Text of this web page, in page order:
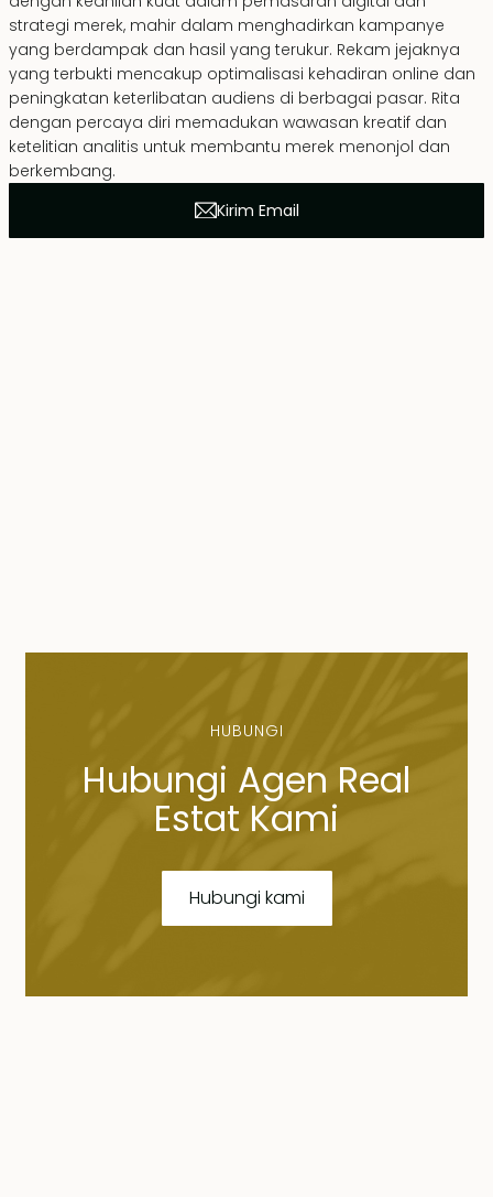
strategi merek, mahir dalam menghadirkan kampanye
yang berdampak dan hasil yang terukur. Rekam jejaknya
yang terbukti mencakup optimalisasi kehadiran online dan
peningkatan keterlibatan audiens di berbagai pasar. Rita
dengan percaya diri memadukan wawasan kreatif dan
ketelitian analitis untuk membantu merek menonjol dan
berkembang.
Kirim Email
HUBUNGI
Hubungi Agen Real
Estat Kami
Hubungi kami